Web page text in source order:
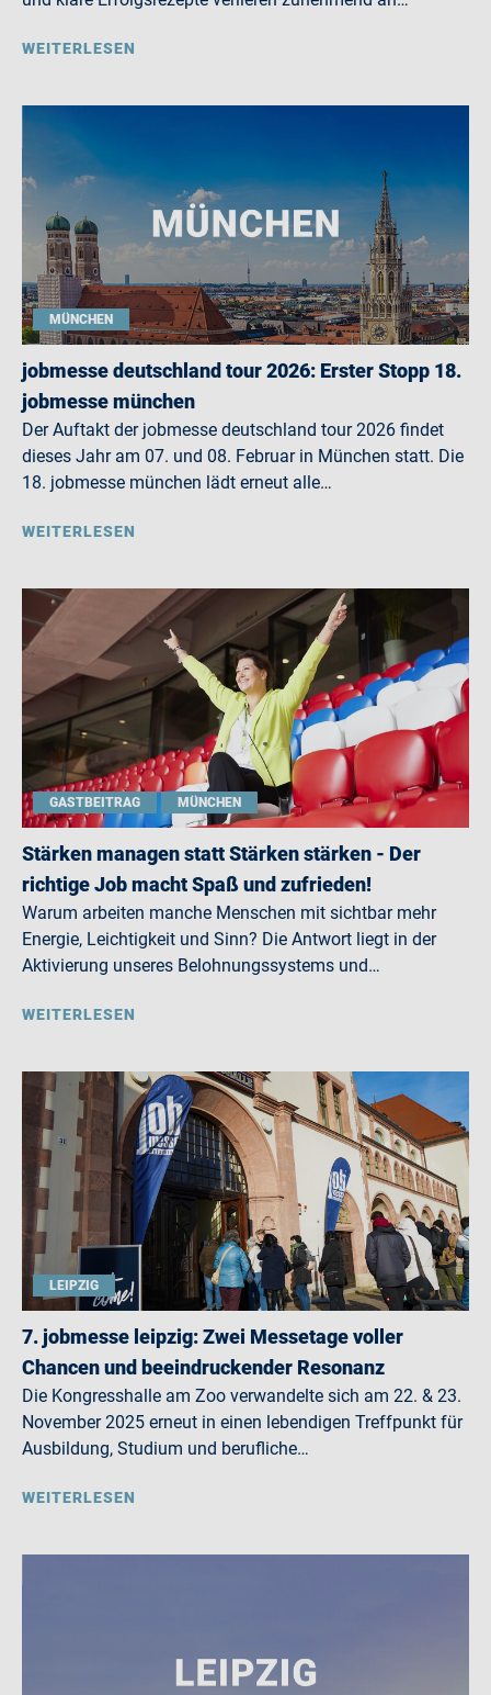
WEITERLESEN
MÜNCHEN
jobmesse deutschland tour 2026: Erster Stopp 18.
jobmesse münchen
Der Auftakt der jobmesse deutschland tour 2026 findet
dieses Jahr am 07. und 08. Februar in München statt. Die
18. jobmesse münchen lädt erneut alle…
WEITERLESEN
GASTBEITRAG MÜNCHEN
Stärken managen statt Stärken stärken - Der
richtige Job macht Spaß und zufrieden!
Warum arbeiten manche Menschen mit sichtbar mehr
Energie, Leichtigkeit und Sinn? Die Antwort liegt in der
Aktivierung unseres Belohnungssystems und…
WEITERLESEN
LEIPZIG
7. jobmesse leipzig: Zwei Messetage voller
Chancen und beeindruckender Resonanz
Die Kongresshalle am Zoo verwandelte sich am 22. & 23.
November 2025 erneut in einen lebendigen Treffpunkt für
Ausbildung, Studium und berufliche…
WEITERLESEN